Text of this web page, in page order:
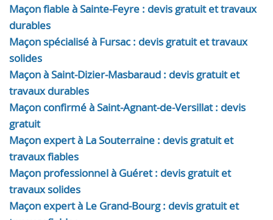
Maçon fiable à Sainte-Feyre : devis gratuit et travaux
durables
Maçon spécialisé à Fursac : devis gratuit et travaux
solides
Maçon à Saint-Dizier-Masbaraud : devis gratuit et
travaux durables
Maçon confirmé à Saint-Agnant-de-Versillat : devis
gratuit
Maçon expert à La Souterraine : devis gratuit et
travaux fiables
Maçon professionnel à Guéret : devis gratuit et
travaux solides
Maçon expert à Le Grand-Bourg : devis gratuit et